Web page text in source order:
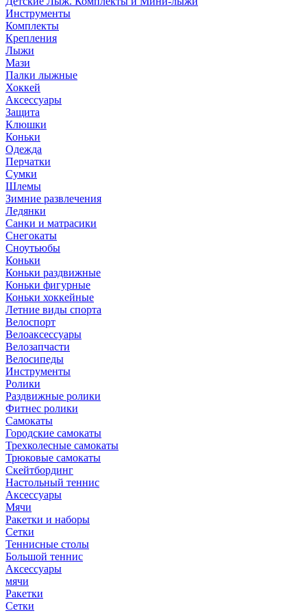
Инструменты
Комплекты
Крепления
Лыжи
Мази
Палки лыжные
Хоккей
Аксессуары
Защита
Клюшки
Коньки
Одежда
Перчатки
Сумки
Шлемы
Зимние развлечения
Ледянки
Санки и матрасики
Снегокаты
Сноутьюбы
Коньки
Коньки раздвижные
Коньки фигурные
Коньки хоккейные
Летние виды спорта
Велоспорт
Велоаксессуары
Велозапчасти
Велосипеды
Инструменты
Ролики
Раздвижные ролики
Фитнес ролики
Самокаты
Городские самокаты
Трехколесные самокаты
Трюковые самокаты
Скейтбординг
Настольный теннис
Аксессуары
Мячи
Ракетки и наборы
Сетки
Теннисные столы
Большой теннис
Аксессуары
мячи
Ракетки
Сетки